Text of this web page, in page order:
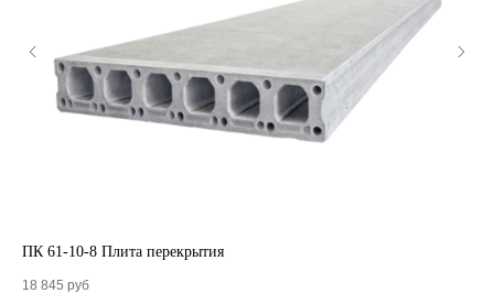
ПК 61-10-8 Плита перекрытия
18 845 руб